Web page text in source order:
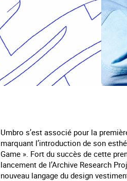
Umbro s’est associé pour la
marquant l’introduction de son
Game ». Fort du succès de cette
lancement de l’Archive Research
nouveau langage du design